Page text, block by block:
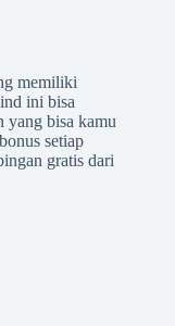
memiliki
ini bisa
yang bisa kamu
setiap
gratis dari